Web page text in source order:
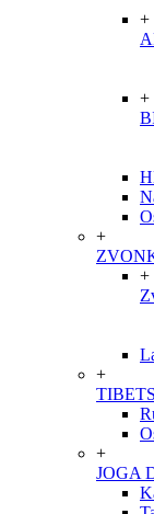
+
+
+
+
+
+
JOGA